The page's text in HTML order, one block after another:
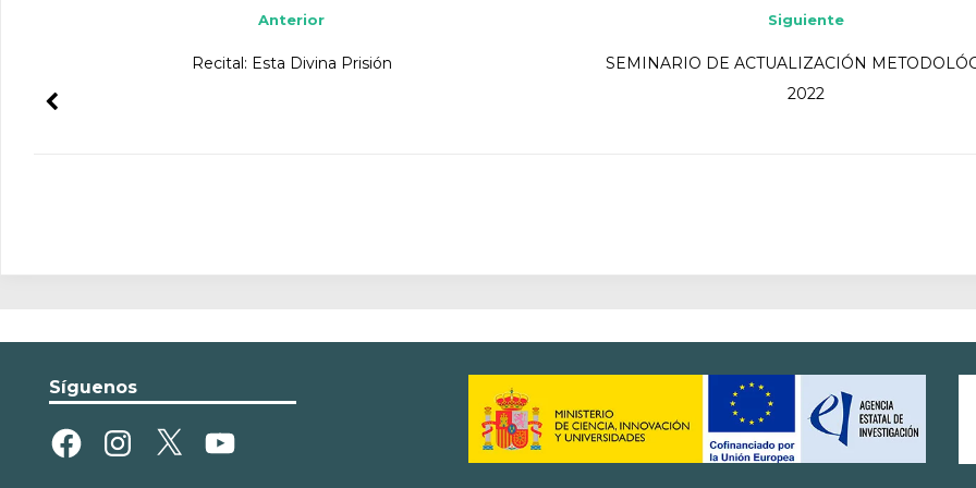
Siguiente
SEMINARIO DE ACTUALIZACIÓN
2022
Anterior
Recital: Esta Divina Prisión
Síguenos
FacebookInstagram
X YouTube